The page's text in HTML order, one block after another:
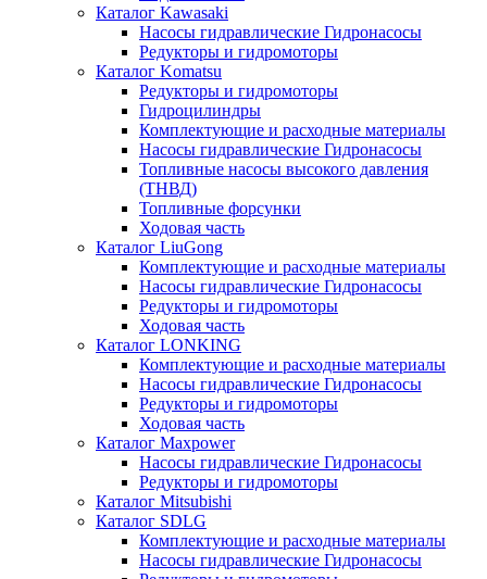
Каталог Kawasaki
Насосы гидравлические Гидронасосы
Редукторы и гидромоторы
Каталог Komatsu
Редукторы и гидромоторы
Гидроцилиндры
Комплектующие и расходные материалы
Насосы гидравлические Гидронасосы
Топливные насосы высокого давления
(ТНВД)
Топливные форсунки
Ходовая часть
Каталог LiuGong
Комплектующие и расходные материалы
Насосы гидравлические Гидронасосы
Редукторы и гидромоторы
Ходовая часть
Каталог LONKING
Комплектующие и расходные материалы
Насосы гидравлические Гидронасосы
Редукторы и гидромоторы
Ходовая часть
Каталог Maxpower
Насосы гидравлические Гидронасосы
Редукторы и гидромоторы
Каталог Mitsubishi
Каталог SDLG
Комплектующие и расходные материалы
Насосы гидравлические Гидронасосы